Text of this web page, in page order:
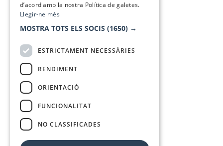
d’acord amb la nostra Política de galetes.
Llegir-ne més
MOSTRA TOTS ELS SOCIS (1650) →
ESTRICTAMENT NECESSÀRIES
RENDIMENT
ORIENTACIÓ
FUNCIONALITAT
NO CLASSIFICADES